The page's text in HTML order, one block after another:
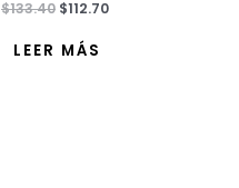
Valorado
con
$133.40 $112.70
LEER MÁS